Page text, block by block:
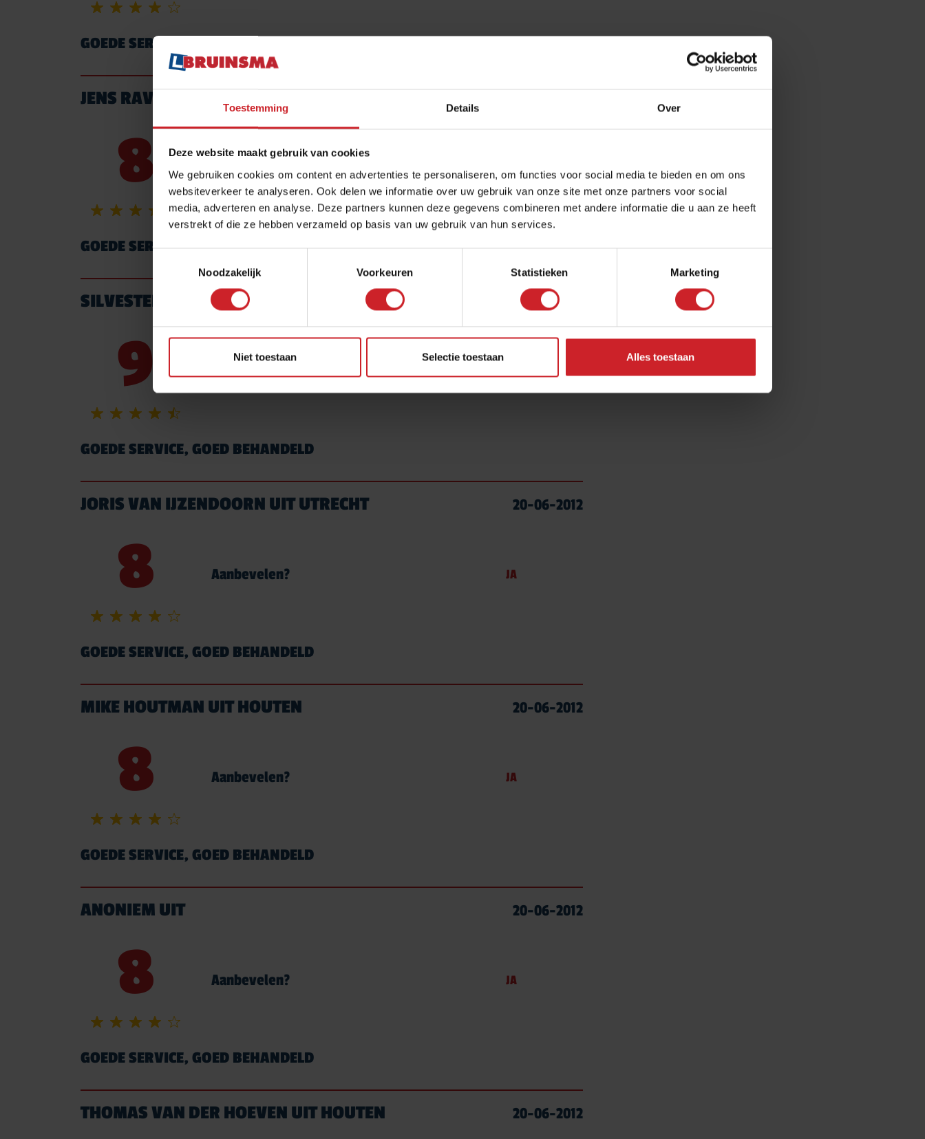
Toestemming Details Over
Deze website maakt gebruik van cookies
We gebruiken cookies om content en advertenties te personaliseren, om functies voor social media te bieden en om ons
websiteverkeer te analyseren. Ook delen we informatie over uw gebruik van onze site met onze partners voor social
media, adverteren en analyse. Deze partners kunnen deze gegevens combineren met andere informatie die u aan ze heeft
verstrekt of die ze hebben verzameld op basis van uw gebruik van hun services.
Noodzakelijk
Voorkeuren Statistieken Marketing
Niet toestaan Selectie toestaan Alles toestaan
GOEDE SERVICE, GOED BEHANDELD
JENS RAVESLOOT UIT DELFT
8 Aanbevelen?
GOEDE SERVICE, GOED BEHANDELD
SILVESTER BIESHEUVEL UIT SCHOONHOVEN 20-06-2012
9 Aanbevelen?
GOEDE SERVICE, GOED BEHANDELD
JORIS VAN IJZENDOORN UIT UTRECHT 20-06-2012
8 Aanbevelen? JA
GOEDE SERVICE, GOED BEHANDELD
MIKE HOUTMAN UIT HOUTEN 20-06-2012
8 Aanbevelen? JA
GOEDE SERVICE, GOED BEHANDELD
ANONIEM UIT 20-06-2012
8 Aanbevelen? JA
GOEDE SERVICE, GOED BEHANDELD
THOMAS VAN DER HOEVEN UIT HOUTEN 20-06-2012